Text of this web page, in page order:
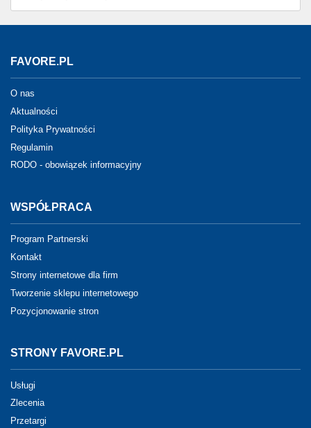
FAVORE.PL
O nas
Aktualności
Polityka Prywatności
Regulamin
RODO - obowiązek informacyjny
WSPÓŁPRACA
Program Partnerski
Kontakt
Strony internetowe dla firm
Tworzenie sklepu internetowego
Pozycjonowanie stron
STRONY FAVORE.PL
Usługi
Zlecenia
Przetargi